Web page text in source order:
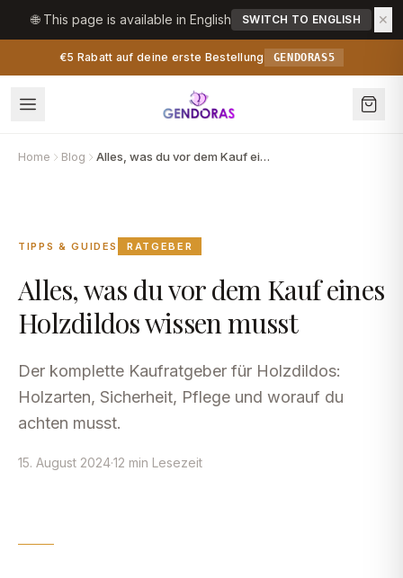
Zum Inhalt springen
🌐 This page is available in English SWITCH TO ENGLISH ✕
€5 Rabatt auf deine erste Bestellung GENDORAS5
Home Blog Alles, was du vor dem Kauf eines Holzdildos wissen musst
TIPPS & GUIDES RATGEBER
Alles, was du vor dem Kauf eines
Holzdildos wissen musst
Der komplette Kaufratgeber für Holzdildos:
Holzarten, Sicherheit, Pflege und worauf du
achten musst.
15. August 2024·12 min Lesezeit